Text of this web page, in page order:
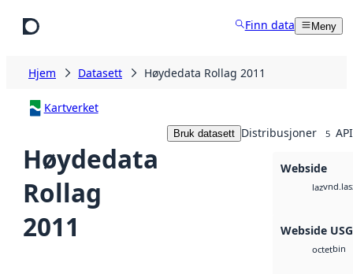
Finn data Meny
Hjem Datasett Høydedata Rollag 2011
Kartverket
Høydedata
Rollag
2011
Bruk datasett Distribusjoner 5
Webside
laz
Webside
octetbin